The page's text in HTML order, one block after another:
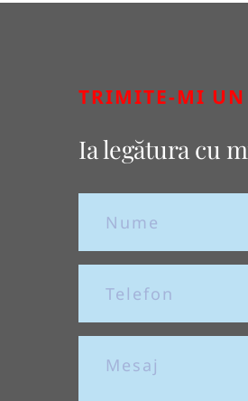
TRIMITE-MI UN
Ia legătura cu